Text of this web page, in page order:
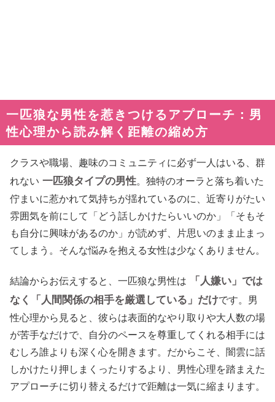
一匹狼な男性を惹きつけるアプローチ：男
性心理から読み解く距離の縮め方
クラスや職場、趣味のコミュニティに必ず一人はいる、群
れない 一匹狼タイプの男性。独特のオーラと落ち着いた
佇まいに惹かれて気持ちが揺れているのに、近寄りがたい
雰囲気を前にして「どう話しかけたらいいのか」「そもそ
も自分に興味があるのか」が読めず、片思いのまま止まっ
てしまう。そんな悩みを抱える女性は少なくありません。
結論からお伝えすると、一匹狼な男性は
「人嫌い」では
なく「人間関係の相手を厳選している」だけです。男
性心理から見ると、彼らは表面的なやり取りや大人数の場
が苦手なだけで、自分のペースを尊重してくれる相手には
むしろ誰よりも深く心を開きます。だからこそ、闇雲に話
しかけたり押しまくったりするより、男性心理を踏まえた
アプローチに切り替えるだけで距離は一気に縮まります。